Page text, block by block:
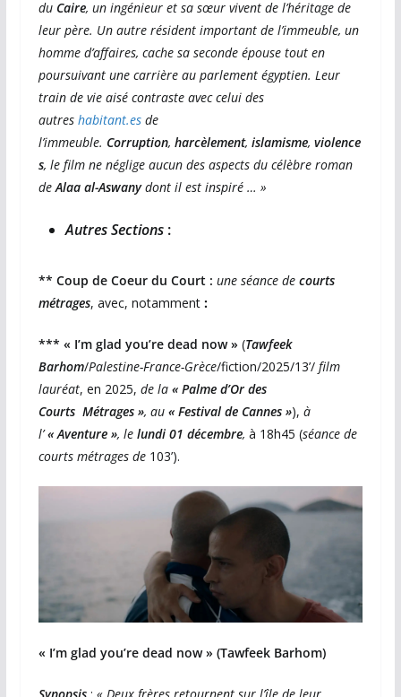
du Caire, un ingénieur et sa sœur vivent de l’héritage de
leur père. Un autre résident important de l’immeuble, un
homme d’affaires, cache sa seconde épouse tout en
poursuivant une carrière au parlement égyptien. Leur
train de vie aisé contraste avec celui des
autres habitant.esde
l’immeuble. Corruption, harcèlement, islamisme, violence
s, le film ne néglige aucun des aspects du célèbre roman
deAlaa al-Aswanydont il est inspiré … »
Autres Sections:
** Coup de Coeur du Court : une séance de courts
métrages, avec, notamment :
*** « I’m glad you’re dead now » (Tawfeek
Barhom/Palestine-France-Grèce/fiction/2025/13’/ film
lauréat, en 2025, de la « Palme d’Or des
Courts Métrages », au« Festival de Cannes »), à
l’« Aventure », lelundi 01 décembre, à 18h45 (séance de
courts métrages de 103’).
« I’m glad you’re dead now » (Tawfeek Barhom)